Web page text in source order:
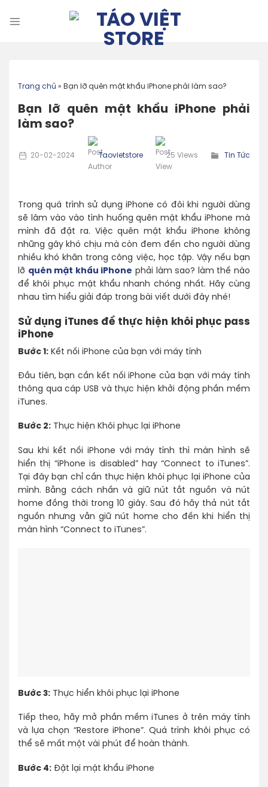
Trang chủ » Bạn lỡ quên mật khẩu iPhone phải làm sao?
Bạn lỡ quên mật khẩu iPhone phải
làm sao?
20-02-2024 Taovietstore 25 Views Tin Tức
Trong quá trình sử dụng iPhone có đôi khi người dùng
sẽ lâm vào vào tình huống quên mật khẩu iPhone mà
mình đã đặt ra. Việc quên mật khẩu iPhone không
những gây khó chịu mà còn đem đến cho người dùng
nhiều khó khăn trong công việc, học tập. Vậy nếu bạn
lỡ quên mật khẩu iPhone phải làm sao? làm thế nào
để khôi phục mật khẩu nhanh chóng nhất. Hãy cùng
nhau tìm hiểu giải đáp trong bài viết dưới đây nhé!
Sử dụng iTunes để thực hiện khôi phục pass
iPhone
Bước 1: Kết nối iPhone của bạn với máy tính
Đầu tiên, bạn cần kết nối iPhone của bạn với máy tính
thông qua cáp USB và thực hiện khởi động phần mềm
iTunes.
Bước 2: Thực hiện Khôi phục lại iPhone
Sau khi kết nối iPhone với máy tính thì màn hình sẽ
hiển thị “iPhone is disabled” hay “Connect to iTunes”.
Tại đây bạn chỉ cần thực hiện khôi phục lại iPhone của
mình. Bằng cách nhấn và giữ nút tắt nguồn và nút
home đồng thời trong 10 giây. Sau đó hãy thả nút tắt
nguồn nhưng vẫn giữ nút home cho đến khi hiển thị
màn hình “Connect to iTunes”.
Bước 3: Thực hiển khôi phục lại iPhone
Tiếp theo, hãy mở phần mềm iTunes ở trên máy tính
và lựa chọn “Restore iPhone”. Quá trình khôi phục có
thể sẽ mất một vài phút để hoàn thành.
Bước 4: Đặt lại mật khẩu iPhone